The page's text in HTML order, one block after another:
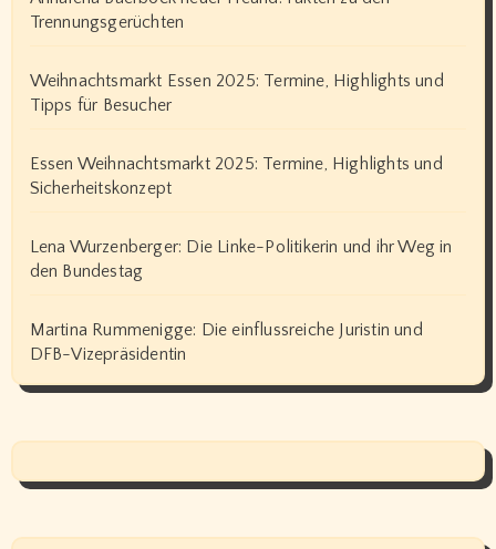
Trennungsgerüchten
Weihnachtsmarkt Essen 2025: Termine, Highlights und
Tipps für Besucher
Essen Weihnachtsmarkt 2025: Termine, Highlights und
Sicherheitskonzept
Lena Wurzenberger: Die Linke-Politikerin und ihr Weg in
den Bundestag
Martina Rummenigge: Die einflussreiche Juristin und
DFB-Vizepräsidentin